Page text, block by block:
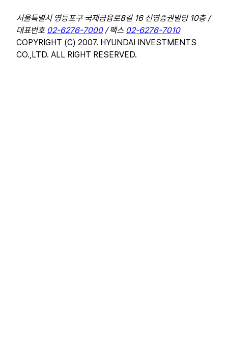
서울특별시 영등포구 국제금융로8길 16 신영증권빌딩 10층 /
대표번호 02-6276-7000/ 팩스 02-6276-7010
COPYRIGHT (C) 2007. HYUNDAI INVESTMENTS
CO.,LTD. ALL RIGHT RESERVED.